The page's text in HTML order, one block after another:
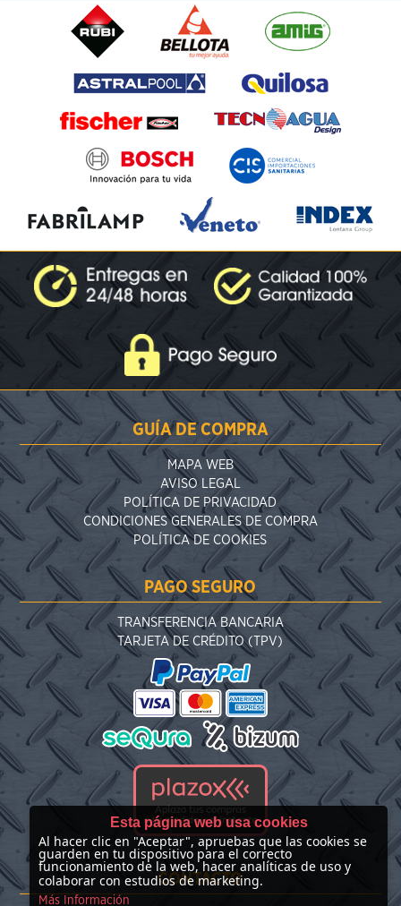
GUÍA DE COMPRA
MAPA WEB
AVISO LEGAL
POLÍTICA DE PRIVACIDAD
CONDICIONES GENERALES DE COMPRA
POLÍTICA DE COOKIES
PAGO SEGURO
TRANSFERENCIA BANCARIA
TARJETA DE CRÉDITO (TPV)
CONTACTO
Esta página web usa cookies
Al hacer clic en "Aceptar", apruebas que las cookies se
guarden en tu dispositivo para el correcto
funcionamiento de la web, hacer analíticas de uso y
colaborar con estudios de marketing.
Más Información